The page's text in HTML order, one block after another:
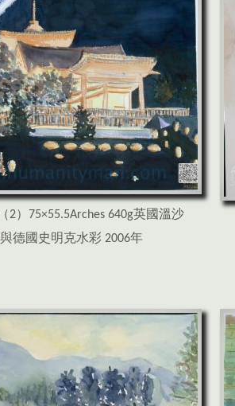
2）75×55.5Arches 640g英國溫沙
德國史明克水彩 2006年